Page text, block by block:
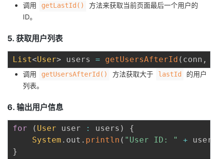
调用 getLastId()
方法来获取当前页面最后一个用户的
ID。
5. 获取用户列表
List<User> users = getUsersAfterId ( conn ,
调用 getUsersAfterId() 方法获取大于 lastId
的用户
列表。
6. 输出用户信息
for ( User user : users )
{
System . out . println ( "User ID: " + user
}